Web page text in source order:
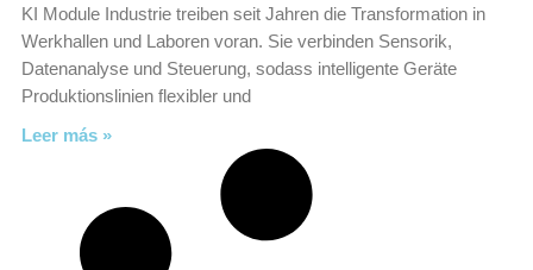
KI Module Industrie treiben seit Jahren die Transformation in
Werkhallen und Laboren voran. Sie verbinden Sensorik,
Datenanalyse und Steuerung, sodass intelligente Geräte
Produktionslinien flexibler und
Leer más »